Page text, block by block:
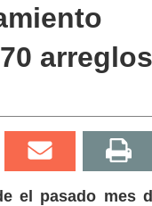
arreglos
el pasado mes